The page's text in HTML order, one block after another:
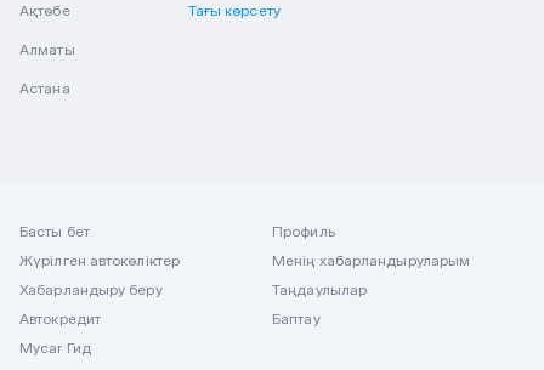
Ақтөбе
Алматы
Астана
Тағы көрсету
Басты бет
Жүрілген автокөліктер
Хабарландыру беру
Автокредит
Mycar Гид
Профиль
Менің хабарландыруларым
Таңдаулылар
Баптау